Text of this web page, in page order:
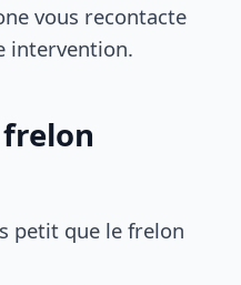
vous recontacte
intervention.
petit que le frelon